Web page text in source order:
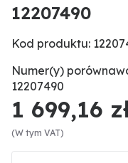
12207490
Kod produktu:
Numer(y)
12207490
1 699,16
(W tym VAT)